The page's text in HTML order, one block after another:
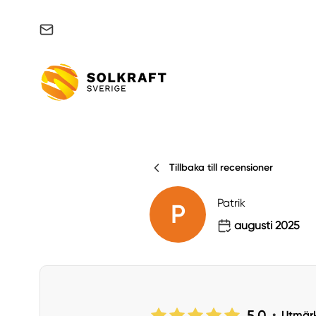
Tillbaka till recensioner
P
Patrik
augusti 2025